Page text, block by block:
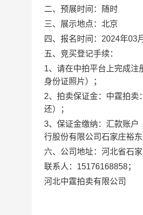
二、预展时间：随时
三、展示地点：北京
四、报名时间：2024年03
五、竞买登记手续：
1、请在中拍平台上完成注
身份证照片）；
2、拍卖保证金：中霆拍卖
还）；
3、保证金缴纳：汇款账户
行股份有限公司石家庄裕东
六、公司地址：河北省石
联系人：15176168858；
河北中霆拍卖有限公司